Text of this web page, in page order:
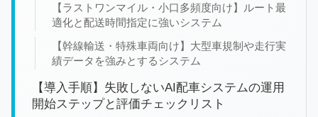
【ラストワンマイル・小口多頻度向け】ルート最
適化と配送時間指定に強いシステム
【幹線輸送・特殊車両向け】大型車規制や走行実
績データを強みとするシステム
【導入手順】失敗しないAI配車システムの運用
開始ステップと評価チェックリスト